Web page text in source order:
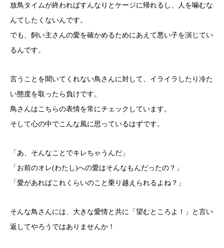
放鳥タイムが終わればすんなりとケージに帰れるし、人を噛むな
んてしたくないんです。
でも、飼い主さんの愛を確かめるためにあえて悪い子を演じてい
るんです。
言うことを聞いてくれない鳥さんに対して、イライラしたり冷た
い態度を取ったら負けです。
鳥さんはこちらの表情を常にチェックしています。
そして心の中でこんな風に思っているはずです。
「あ、そんなことでキレちゃうんだ」
「お前のオレ(わたし)への愛はそんなもんだったの？」
「愛があればこれくらいのこと乗り越えられるよね？」
そんな鳥さんには、大きな愛情と共に「望むところよ！」と言い
返してやろうではありませんか！